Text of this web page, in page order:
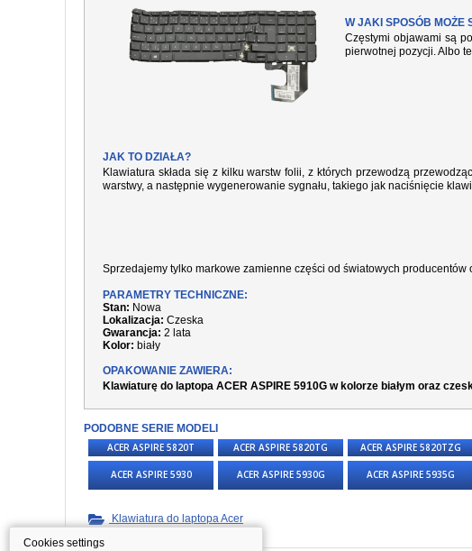
W JAKI SPOSÓB MOŻE
Częstymi objawami są
pierwotnej pozycji. Albo
JAK TO DZIAŁA?
Klawiatura składa się z kilku warstw folii, z których przewodzą
warstwy, a następnie wygenerowanie sygnału, takiego jak naciśnięcie
Sprzedajemy tylko markowe zamienne części od światowych
PARAMETRY TECHNICZNE:
Stan: Nowa
Lokalizacja: Czeska
Gwarancja: 2 lata
Kolor: biały
OPAKOWANIE ZAWIERA:
Klawiaturę do laptopa ACER ASPIRE 5910G w kolorze białym oraz
PODOBNE SERIE MODELI
ACER ASPIRE 5820T
ACER ASPIRE 5820TG ACER ASPIRE 5820TZG
ACER ASPIRE 5930 ACER ASPIRE 5930G ACER ASPIRE 5935G
Klawiatura do laptopa Acer
Cookies settings